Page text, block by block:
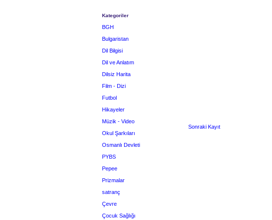
Sonraki Kayıt
Kategoriler
BGH
Bulgaristan
Dil Bilgisi
Dil ve Anlatım
Dilsiz Harita
Film - Dizi
Futbol
Hikayeler
Müzik - Video
Okul Şarkıları
Osmanlı Devleti
PYBS
Pepee
Prizmalar
satranç
Çevre
Çocuk Sağlığı